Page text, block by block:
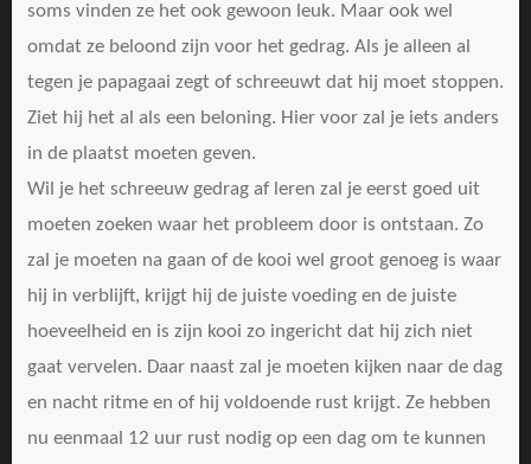
soms vinden ze het ook gewoon leuk. Maar ook wel
omdat ze beloond zijn voor het gedrag. Als je alleen al
tegen je papagaai zegt of schreeuwt dat hij moet stoppen.
Ziet hij het al als een beloning. Hier voor zal je iets anders
in de plaatst moeten geven.
Wil je het schreeuw gedrag af leren zal je eerst goed uit
moeten zoeken waar het probleem door is ontstaan. Zo
zal je moeten na gaan of de kooi wel groot genoeg is waar
hij in verblijft, krijgt hij de juiste voeding en de juiste
hoeveelheid en is zijn kooi zo ingericht dat hij zich niet
gaat vervelen. Daar naast zal je moeten kijken naar de dag
en nacht ritme en of hij voldoende rust krijgt. Ze hebben
nu eenmaal 12 uur rust nodig op een dag om te kunnen